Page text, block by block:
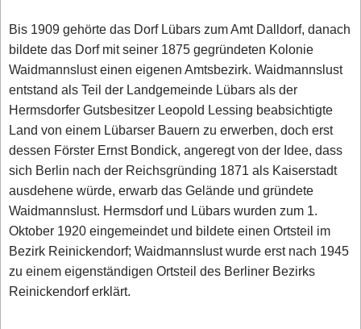
Bis 1909 gehörte das Dorf Lübars zum Amt Dalldorf, danach
bildete das Dorf mit seiner 1875 gegründeten Kolonie
Waidmannslust einen eigenen Amtsbezirk. Waidmannslust
entstand als Teil der Landgemeinde Lübars als der
Hermsdorfer Gutsbesitzer Leopold Lessing beabsichtigte
Land von einem Lübarser Bauern zu erwerben, doch erst
dessen Förster Ernst Bondick, angeregt von der Idee, dass
sich Berlin nach der Reichsgründing 1871 als Kaiserstadt
ausdehene würde, erwarb das Gelände und gründete
Waidmannslust. Hermsdorf und Lübars wurden zum 1.
Oktober 1920 eingemeindet und bildete einen Ortsteil im
Bezirk Reinickendorf; Waidmannslust wurde erst nach 1945
zu einem eigenständigen Ortsteil des Berliner Bezirks
Reinickendorf erklärt.